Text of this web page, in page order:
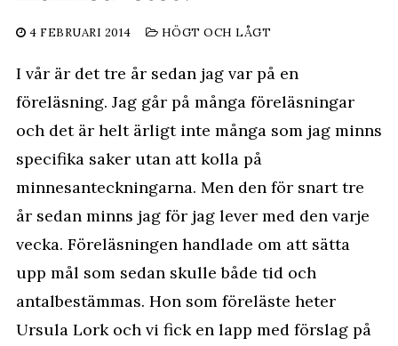
4 FEBRUARI 2014 HÖGT OCH LÅGT
I vår är det tre år sedan jag var på en
föreläsning. Jag går på många föreläsningar
och det är helt ärligt inte många som jag minns
specifika saker utan att kolla på
minnesanteckningarna. Men den för snart tre
år sedan minns jag för jag lever med den varje
vecka. Föreläsningen handlade om att sätta
upp mål som sedan skulle både tid och
antalbestämmas. Hon som föreläste heter
Ursula Lorkoch vi fick en lapp med förslag på